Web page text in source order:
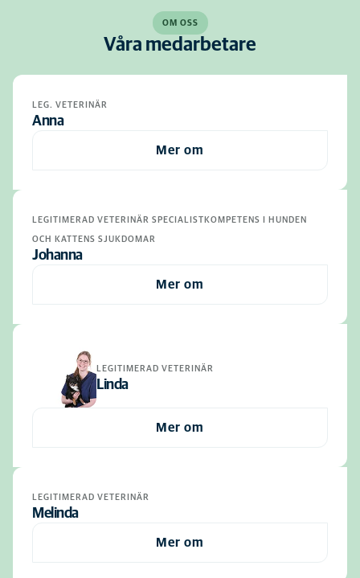
OM OSS
Våra medarbetare
LEG. VETERINÄR
Anna
Mer om
LEGITIMERAD VETERINÄR SPECIALISTKOMPETENS I HUNDEN
OCH KATTENS SJUKDOMAR
Johanna
Mer om
LEGITIMERAD VETERINÄR
Linda
Mer om
LEGITIMERAD VETERINÄR
Melinda
Mer om